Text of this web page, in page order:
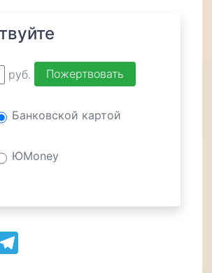
руб.
Банковской картой
ЮMoney
WhatsApp